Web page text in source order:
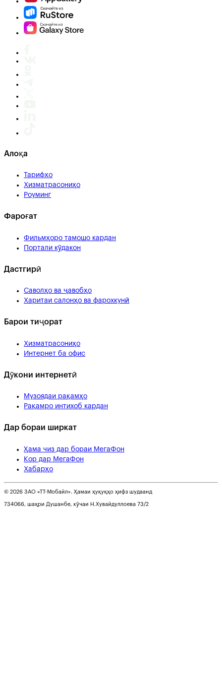
Алоқа
Тарифҳо
Хизматрасониҳо
Роуминг
Фароғат
Фильмҳоро тамошо кардан
Портали кӯдакон
Дастгирӣ
Саволҳо ва ҷавобҳо
Харитаи салонҳо ва фарохкунӣ
Барои тиҷорат
Хизматрасониҳо
Интернет ба офис
Дӯкони интернетӣ
Музоядаи рақамҳо
Рақамро интихоб кардан
Дар бораи ширкат
Ҳама чиз дар бораи МегаФон
Кор дар МегаФон
Хабарҳо
© 2026 ЗАО «ТТ-Мобайл». Ҳамаи ҳуқуқҳо ҳифз шудаанд
734066, шаҳри Душанбе, кӯчаи Н.Хувайдуллоева 73/2